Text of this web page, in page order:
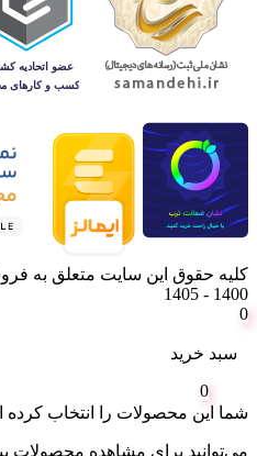
کلیه حقوق این سایت متعلق به
1400 - 1405
0
سبد خرید
0
شما این محصولات را انتخاب کرده
می‌توانید برای مشاهده محصولات